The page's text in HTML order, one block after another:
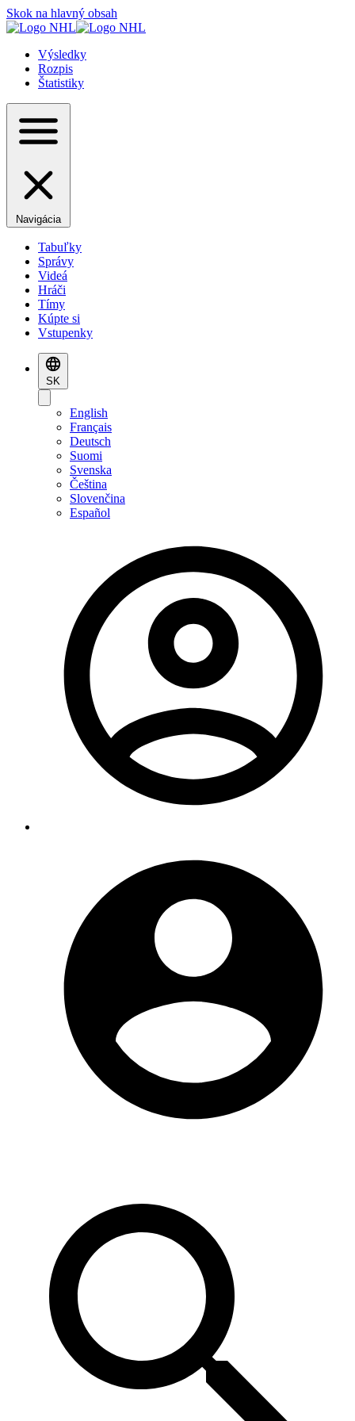
Skok na hlavný obsah
Výsledky
Rozpis
Štatistiky
Navigácia
Tabuľky
Správy
Videá
Hráči
Tímy
Kúpte si
Vstupenky
SK
English
Français
Deutsch
Suomi
Svenska
Čeština
Slovenčina
Español